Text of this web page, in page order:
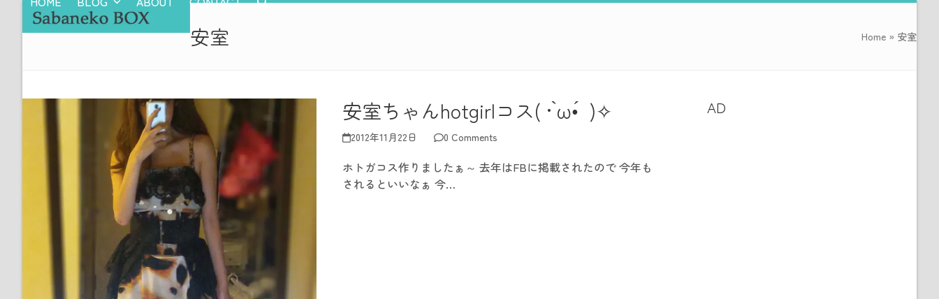
安室 Home » 安室
安室ちゃんhotgirlコス( • ̀ω•́ )✧
2012年11月22日 0 Comments
ホトガコス作りましたぁ～ 去年はFBに掲載されたので 今年も
されるといいなぁ 今…
AD